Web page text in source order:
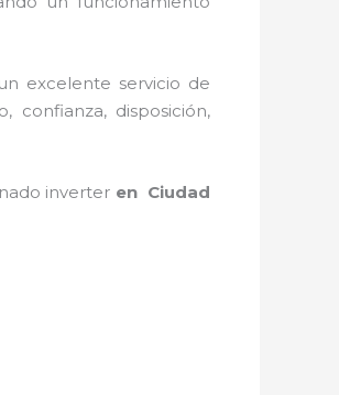
excelente servicio de
confianza, disposición,
inverter en Ciudad